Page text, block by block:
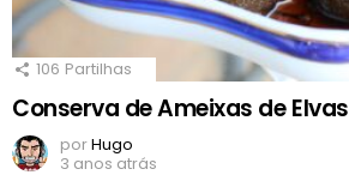
106 Partilhas
Conserva de Ameixas de Elvas
porHugo
3 anos atrás